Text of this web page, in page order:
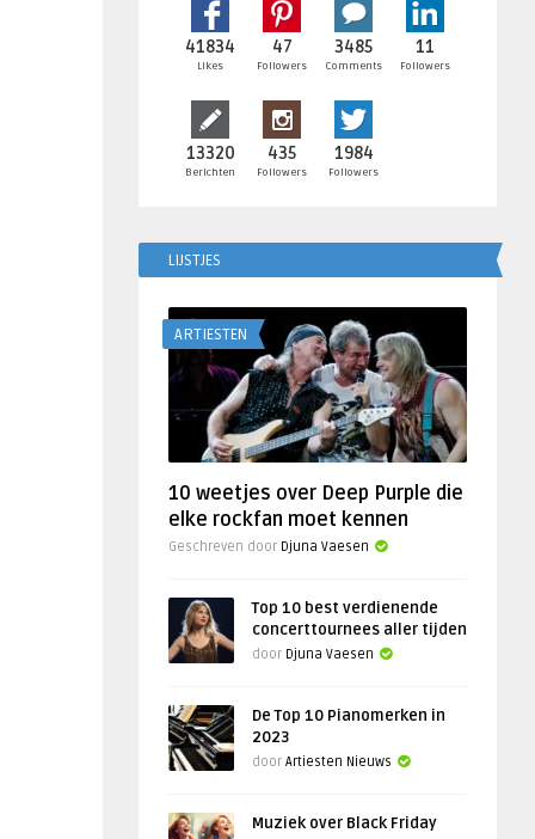
41834
Likes
47
Followers
3485
Comments
11
Followers
13320
Berichten
435
Followers
1984
Followers
LIJSTJES
ARTIESTEN
10 weetjes over Deep Purple die
elke rockfan moet kennen
Geschreven door Djuna Vaesen
Top 10 best verdienende
concerttournees aller tijden
door Djuna Vaesen
De Top 10 Pianomerken in
2023
door Artiesten Nieuws
Muziek over Black Friday